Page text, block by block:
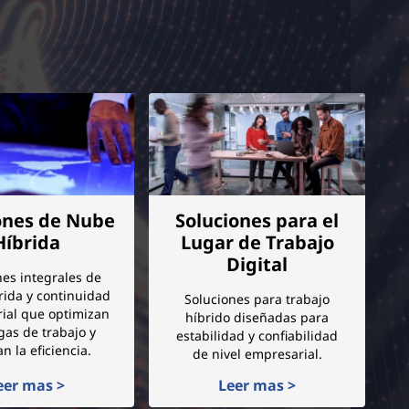
de Nube
integrales de
y continuidad
que optimizan
de trabajo y
la eficiencia.
mas >
Soluciones para el
Lugar de Trabajo
Digital
Soluciones para trabajo
híbrido diseñadas para
estabilidad y confiabilidad
de nivel empresarial.
Leer mas >